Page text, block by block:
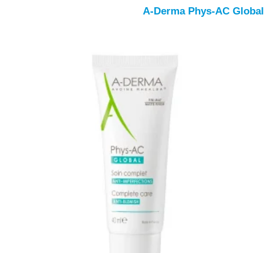
A-Derma Phys-AC Global